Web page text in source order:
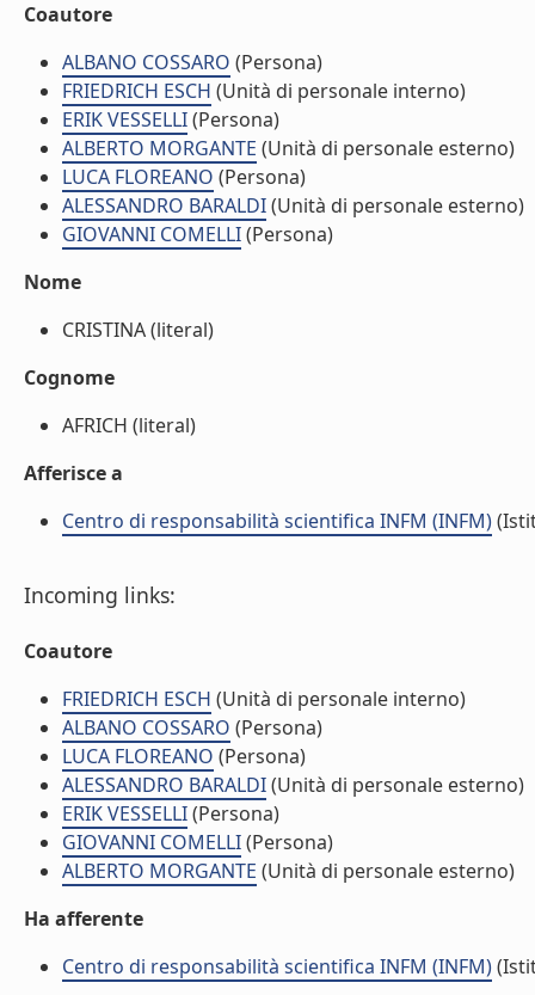
Coautore
ALBANO COSSARO (Persona)
FRIEDRICH ESCH (Unità di personale interno)
ERIK VESSELLI(Persona)
ALBERTO MORGANTE (Unità di personale esterno)
LUCA FLOREANO (Persona)
ALESSANDRO BARALDI(Unità di personale esterno)
GIOVANNI COMELLI(Persona)
Nome
CRISTINA (literal)
Cognome
AFRICH (literal)
Afferisce a
Centro di responsabilità scientifica INFM (INFM)
Incoming links:
Coautore
FRIEDRICH ESCH (Unità di personale interno)
ALBANO COSSARO (Persona)
LUCA FLOREANO (Persona)
ALESSANDRO BARALDI(Unità di personale esterno)
ERIK VESSELLI(Persona)
GIOVANNI COMELLI(Persona)
ALBERTO MORGANTE (Unità di personale esterno)
Ha afferente
Centro di responsabilità scientifica INFM (INFM)